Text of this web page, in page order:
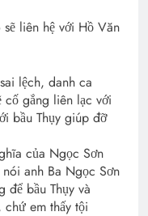
liên hệ với Hồ Văn
lệch, danh ca
cố gắng liên lạc với
bầu Thụy giúp đỡ
của Ngọc Sơn
anh Ba Ngọc Sơn
để bầu Thụy và
em thấy tội